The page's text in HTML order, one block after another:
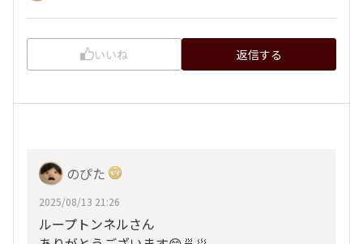
いいね 返信する
のぴた
2025/08/13 21:26
ループトンネルさん